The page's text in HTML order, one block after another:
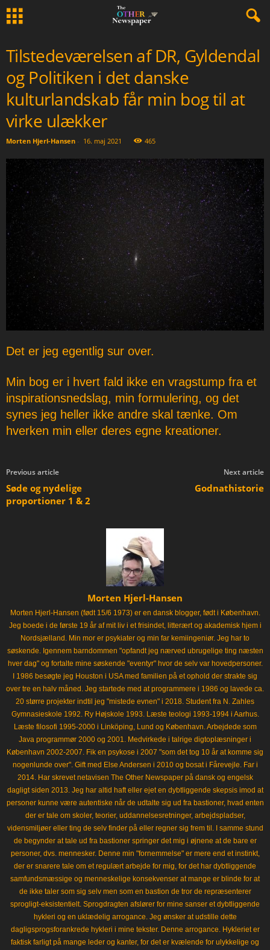
Tilstedeværelsen af DR, Gyldendal
og Politiken i det danske
kulturlandskab får min bog til at
virke ulækker
Morten Hjerl-Hansen - 16. maj 2021 465
Det er jeg egentlig sur over.
Min bog er i hvert fald ikke en vragstump fra et
inspirationsnedslag, min formulering, og det
synes jeg heller ikke andre skal tænke. Om
hverken min eller deres egne kreationer.
Previous article
Søde og nydelige
proportioner 1 & 2
Next article
Godnathistorie
Morten Hjerl-Hansen
Morten Hjerl-Hansen (født 15/6 1973) er en dansk blogger, født i København.
Jeg boede i de første 19 år af mit liv i et frisindet, litterært og akademisk hjem i
Nordsjælland. Min mor er psykiater og min far kemiingeniør. Jeg har to
søskende. Igennem barndommen "opfandt jeg nærved ubrugelige ting næsten
hver dag" og fortalte mine søskende "eventyr" hvor de selv var hovedpersoner.
I 1986 besøgte jeg Houston i USA med familien på et ophold der strakte sig
over tre en halv måned. Jeg startede med at programmere i 1986 og lavede ca.
20 større projekter indtil jeg "mistede evnen" i 2018. Student fra N. Zahles
Gymnasieskole 1992. Ry Højskole 1993. Læste teologi 1993-1994 i Aarhus.
Læste filosofi 1995-2000 i Linköping, Lund og København. Arbejdede som
Java programmør 2000 og 2001. Medvirkede i talrige digtoplæsninger i
København 2002-2007. Fik en psykose i 2007 "som det tog 10 år at komme sig
nogenlunde over". Gift med Else Andersen i 2010 og bosat i Fårevejle. Far i
2014. Har skrevet netavisen The Other Newspaper på dansk og engelsk
dagligt siden 2013. Jeg har altid haft eller ejet en dybtliggende skepsis imod at
personer kunne være autentiske når de udtalte sig ud fra bastioner, hvad enten
der er tale om skoler, teorier, uddannelsesretninger, arbejdspladser,
vidensmiljøer eller ting de selv finder på eller regner sig frem til. I samme stund
de begynder at tale ud fra bastioner springer det mig i øjnene at de bare er
personer, dvs. mennesker. Denne min "fornemmelse" er mere end et instinkt,
der er snarere tale om et regulært arbejde for mig, for det har dybtliggende
samfundsmæssige og menneskelige konsekvenser at mange er blinde for at
de ikke taler som sig selv men som en bastion de tror de repræsenterer
sprogligt-eksistentielt. Sprogdragten afslører for mine sanser et dybtliggende
hykleri og en uklædelig arrogance. Jeg ønsker at udstille dette
dagligsprogsforankrede hykleri i mine tekster. Denne arrogance. Hykleriet er
faktisk farligt på mange leder og kanter, for det er kvælende for ulykkelige og